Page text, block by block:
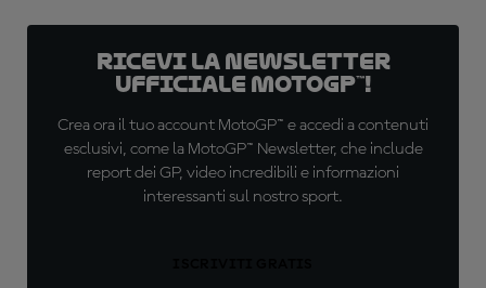
Ricevi la newsletter
ufficiale MotoGP™!
Crea ora il tuo account MotoGP™ e accedi a contenuti
esclusivi, come la MotoGP™ Newsletter, che include
report dei GP, video incredibili e informazioni
interessanti sul nostro sport.